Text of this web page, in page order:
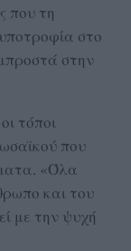
που τη
στο
στην
τόποι
που
«Όλα
και του
με την ψυχή